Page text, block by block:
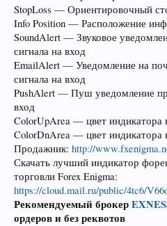
StopLoss — Ориентировочный
Info Position — Расположение
SoundAlert — Звуковое
сигнала на вход
EmailAlert — Уведомление на
сигнала на вход
PushAlert — Пуш уведомление
вход
ColorUpArea — цвет индикатора
ColorDnArea — цвет индикатора
Продажник: http://
Скачать лучший индикатор
торговли Forex Enigma:
https://cloud.mail.ru/public/4tc6/
Рекомендуемый брокер
ордеров и без реквотов